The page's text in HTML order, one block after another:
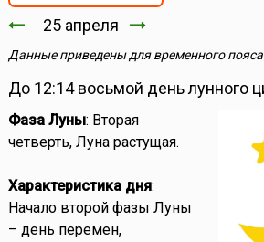
25 апреля
Данные приведены для временного
До 12:14 восьмой день лунного
Фаза Луны: Вторая
четверть, Луна растущая.
Характеристика дня:
Начало второй фазы Луны
– день перемен,